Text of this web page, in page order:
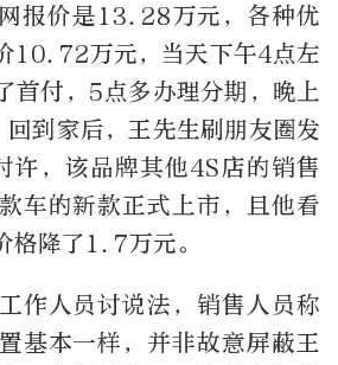
报价是13.28万元，各种优
10.72万元，当天下午4点左
首付，5点多办理分期，晚上
到家后，王先生刷朋友圈发
许，该品牌其他4S店的销售
车的新款正式上市，且他看
格降了1.7万元。
作人员讨说法，销售人员称
基本一样，并非故意屏蔽王